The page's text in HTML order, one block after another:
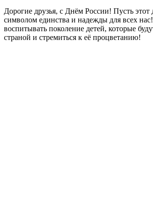
Дорогие друзья, с Днём России! Пусть этот
символом единства и надежды для всех
воспитывать поколение детей, которые
страной и стремиться к её процветанию!